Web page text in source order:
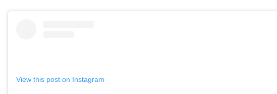
View this post on Instagram